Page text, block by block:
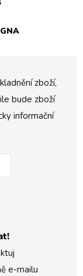
zboží,
bude zboží
informační
e-mailu